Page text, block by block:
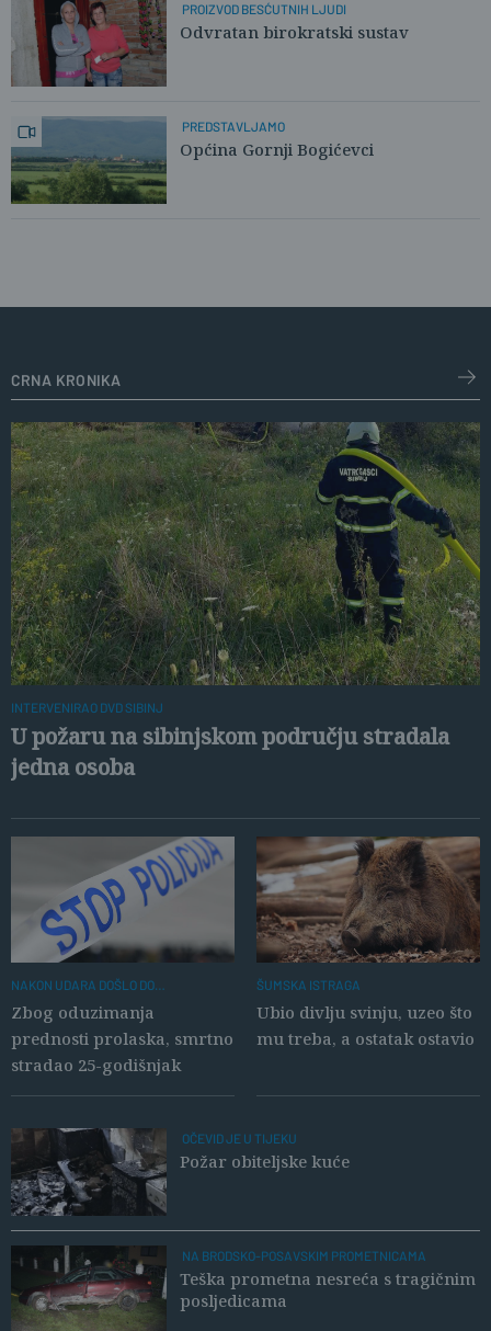
PROIZVOD BESĆUTNIH LJUDI
Odvratan birokratski sustav
PREDSTAVLJAMO
Općina Gornji Bogićevci
crna kronika
INTERVENIRAO DVD SIBINJ
U požaru na sibinjskom području stradala
jedna osoba
NAKON UDARA DOŠLO DO
Zbog oduzimanja
prednosti prolaska, smrtno
stradao 25-godišnjak
ŠUMSKA ISTRAGA
Ubio divlju svinju, uzeo što
mu treba, a ostatak ostavio
OČEVID JE U TIJEKU
Požar obiteljske kuće
NA BRODSKO-POSAVSKIM PROMETNICAMA
Teška prometna nesreća s tragičnim
posljedicama